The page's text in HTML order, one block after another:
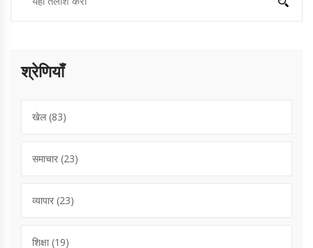
श्रेणियाँ
खेल(83)
समाचार (23)
व्यापार (23)
शिक्षा(19)